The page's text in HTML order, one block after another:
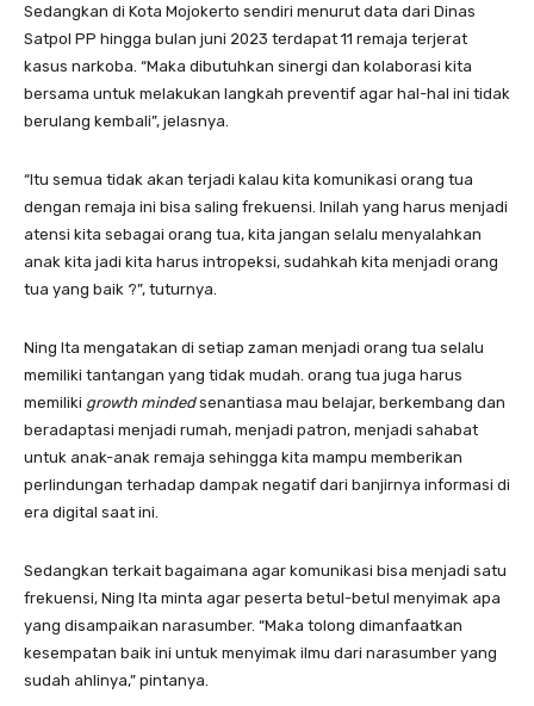
Sedangkan di Kota Mojokerto sendiri menurut data dari Dinas
Satpol PP hingga bulan juni 2023 terdapat 11 remaja terjerat
kasus narkoba. “Maka dibutuhkan sinergi dan kolaborasi kita
bersama untuk melakukan langkah preventif agar hal-hal ini tidak
berulang kembali”, jelasnya.
“Itu semua tidak akan terjadi kalau kita komunikasi orang tua
dengan remaja ini bisa saling frekuensi. Inilah yang harus menjadi
atensi kita sebagai orang tua, kita jangan selalu menyalahkan
anak kita jadi kita harus intropeksi, sudahkah kita menjadi orang
tua yang baik ?”, tuturnya.
Ning Ita mengatakan di setiap zaman menjadi orang tua selalu
memiliki tantangan yang tidak mudah. orang tua juga harus
memiliki growth mindedsenantiasa mau belajar, berkembang dan
beradaptasi menjadi rumah, menjadi patron, menjadi sahabat
untuk anak-anak remaja sehingga kita mampu memberikan
perlindungan terhadap dampak negatif dari banjirnya informasi di
era digital saat ini.
Sedangkan terkait bagaimana agar komunikasi bisa menjadi satu
frekuensi, Ning Ita minta agar peserta betul-betul menyimak apa
yang disampaikan narasumber. “Maka tolong dimanfaatkan
kesempatan baik ini untuk menyimak ilmu dari narasumber yang
sudah ahlinya,” pintanya.